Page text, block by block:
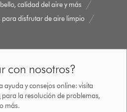
calidad del aire y más
disfrutar de aire limpio
con nosotros?
ayuda y consejos online: visita
para la resolución de problemas,
más.